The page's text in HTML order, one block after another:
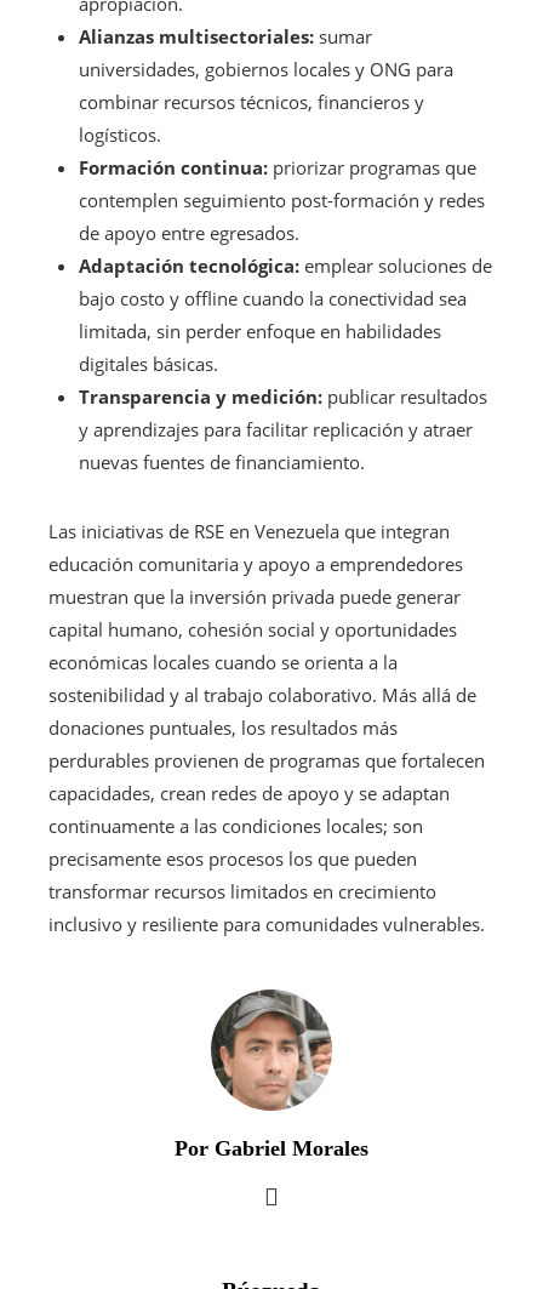
Alianzas multisectoriales: sumar
universidades, gobiernos locales y ONG para
combinar recursos técnicos, financieros y
logísticos.
Formación continua: priorizar programas que
contemplen seguimiento post-formación y redes
de apoyo entre egresados.
Adaptación tecnológica: emplear soluciones de
bajo costo y offline cuando la conectividad sea
limitada, sin perder enfoque en habilidades
digitales básicas.
Transparencia y medición: publicar resultados
y aprendizajes para facilitar replicación y atraer
nuevas fuentes de financiamiento.
Las iniciativas de RSE en Venezuela que integran
educación comunitaria y apoyo a emprendedores
muestran que la inversión privada puede generar
capital humano, cohesión social y oportunidades
económicas locales cuando se orienta a la
sostenibilidad y al trabajo colaborativo. Más allá de
donaciones puntuales, los resultados más
perdurables provienen de programas que fortalecen
capacidades, crean redes de apoyo y se adaptan
continuamente a las condiciones locales; son
precisamente esos procesos los que pueden
transformar recursos limitados en crecimiento
inclusivo y resiliente para comunidades vulnerables.
Por Gabriel Morales